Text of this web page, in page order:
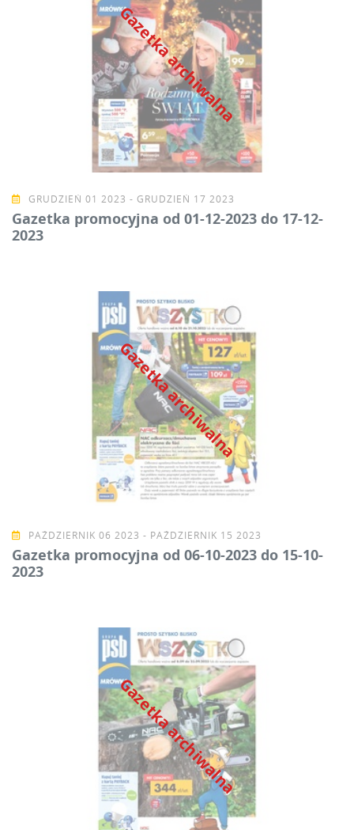
Gazetka archiwalna
GRUDZIEŃ 01 2023 - GRUDZIEŃ 17 2023
Gazetka promocyjna od 01-12-2023 do 17-12-
2023
Gazetka archiwalna
PAŹDZIERNIK 06 2023 - PAŹDZIERNIK 15 2023
Gazetka promocyjna od 06-10-2023 do 15-10-
2023
Gazetka archiwalna